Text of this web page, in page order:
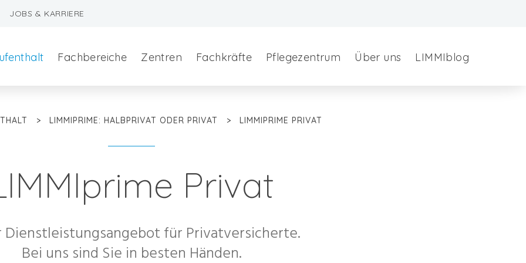
JOBS & KARRIERE
Fachbereiche Zentren Fachkräfte Pflegezentrum Über uns LIMMIblog
> LIMMIPRIME: HALBPRIVAT ODER PRIVAT > LIMMIPRIME PRIVAT
Privat
Dienstleistungsangebot für Privatversicherte.
Bei uns sind Sie in besten Händen.